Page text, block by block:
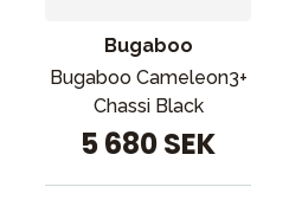
Bugaboo
Bugaboo Cameleon3+
Chassi Black
5 680 SEK